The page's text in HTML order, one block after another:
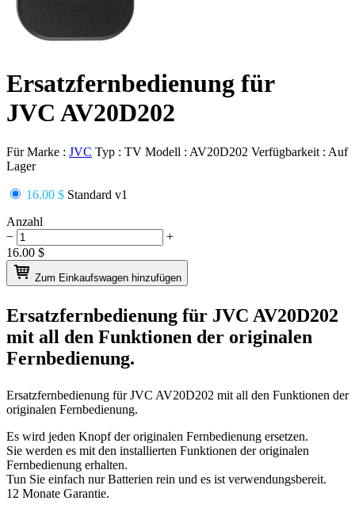
Ersatzfernbedienung für
JVC AV20D202
Für Marke : JVC Typ : TV Modell : AV20D202 Verfügbarkeit : Auf
Lager
16.00 $ Standard v1
Anzahl
−
+
16.00 $
Zum Einkaufswagen hinzufügen
Ersatzfernbedienung für JVC AV20D202
mit all den Funktionen der originalen
Fernbedienung.
Ersatzfernbedienung fürJVC AV20D202 mit all den Funktionen der
originalen Fernbedienung.
Es wird jeden Knopf der originalen Fernbedienung ersetzen.
Sie werden es mit den installierten Funktionen der originalen
Fernbedienung erhalten.
Tun Sie einfach nur Batterien rein und es ist verwendungsbereit.
12 Monate Garantie.